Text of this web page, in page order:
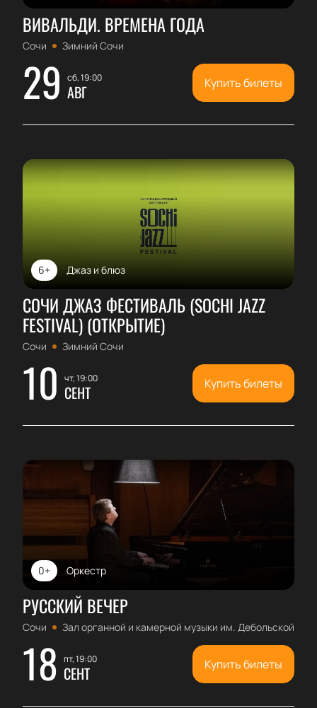
ВИВАЛЬДИ. ВРЕМЕНА ГОДА
Сочи Зимний Сочи
29 сб, 19:00
АВГ Купить билеты
Джаз и блюз
6+
СОЧИ ДЖАЗ ФЕСТИВАЛЬ (SOCHI JAZZ
FESTIVAL) (ОТКРЫТИЕ)
Сочи Зимний Сочи
10 чт, 19:00
СЕНТ Купить билеты
Оркестр
0+
РУССКИЙ ВЕЧЕР
Сочи Зал органной и камерной музыки им. Дебольской
18 пт, 19:00
СЕНТ Купить билеты